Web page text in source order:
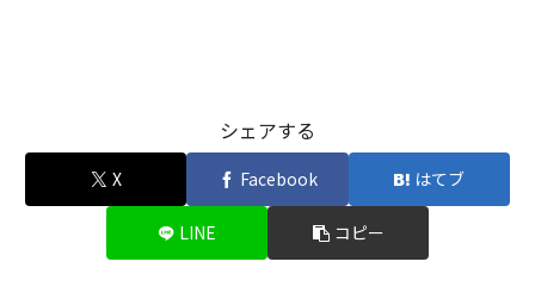
シェアする
X Facebook はてブ
LINE コピー